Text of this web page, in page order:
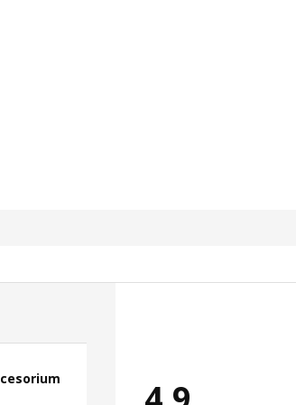
ułatwiająca porządek w